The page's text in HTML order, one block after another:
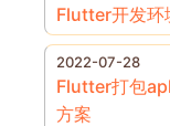
Flutter开发环
2022-07-28
Flutter打包
方案